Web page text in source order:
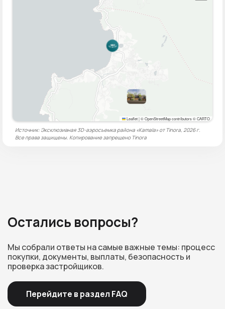
Leaflet|© OpenStreetMap contributors © CARTO
Источник: Эксклюзивная 3D-аэросъемка района «Kamala» от Tinora, 2026 г.
Все права защищены. Копирование запрещено Tinora
Остались вопросы?
Мы собрали ответы на самые важные темы: процесс
покупки, документы, выплаты, безопасность и
проверка застройщиков.
Перейдите в раздел FAQ